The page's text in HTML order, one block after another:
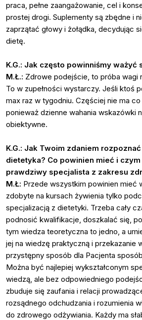
praca, pełne zaangażowanie, cel i
prostej drogi. Suplementy są zbędne i
zaprzątać głowy i żołądka, decydując
dietę.
K.G.: Jak często powinniśmy ważyć
M.Ł.: Zdrowe podejście, to próba wagi
To w zupełności wystarczy. Jeśli ktoś
max raz w tygodniu. Częściej nie ma
ponieważ dzienne wahania wskazówki
obiektywne.
K.G.: Jak Twoim zdaniem
dietetyka? Co powinien mieć i
prawdziwy specjalista z zakresu
M.Ł: Przede wszystkim powinien mieć
zdobyte na kursach żywienia tylko
specjalizacją z dietetyki. Trzeba cały
podnosić kwalifikacje, doszkalać się,
tym wiedza teoretyczna to jedno, a
jej na wiedzę praktyczną i przekazanie
przystępny sposób dla Pacjenta
Można być najlepiej wykształconym
wiedzą, ale bez odpowiedniego
zbuduje się zaufania i relacji
rozsądnego odchudzania i rozumienia
do zdrowego odżywiania. Każdy ma